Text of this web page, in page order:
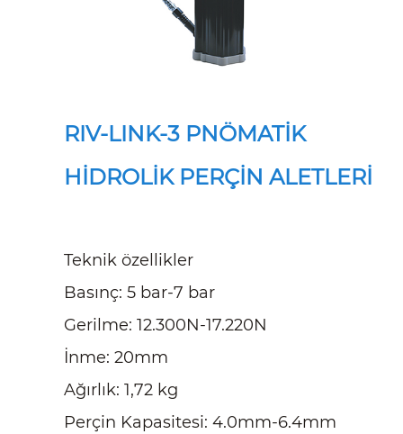
RIV-LINK-3 PNÖMATİK
HİDROLİK PERÇİN ALETLERİ
Teknik özellikler
Basınç: 5 bar-7 bar
Gerilme: 12.300N-17.220N
İnme: 20mm
Ağırlık: 1,72 kg
Perçin Kapasitesi: 4.0mm-6.4mm